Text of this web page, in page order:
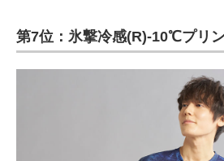
第7位：氷撃冷感(R)-10℃プリ